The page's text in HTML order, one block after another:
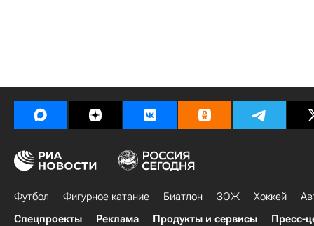
Футбол Фигурное катание Биатлон ЗОЖ Хоккей
Спецпроекты
Реклама Продукты и сервисы Пресс-